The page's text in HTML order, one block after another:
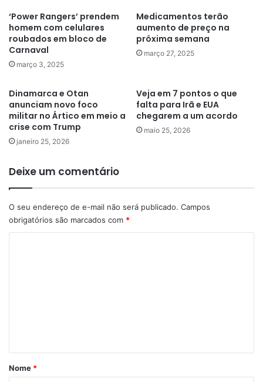
‘Power Rangers’ prendem
homem com celulares
roubados em bloco de
Carnaval
março 3, 2025
Medicamentos terão
aumento de preço na
próxima semana
março 27, 2025
Dinamarca e Otan
anunciam novo foco
militar no Ártico em meio a
crise com Trump
janeiro 25, 2026
Veja em 7 pontos o que
falta para Irã e EUA
chegarem a um acordo
maio 25, 2026
Deixe um comentário
O seu endereço de e-mail não será publicado. Campos
obrigatórios são marcados com *
rNome *